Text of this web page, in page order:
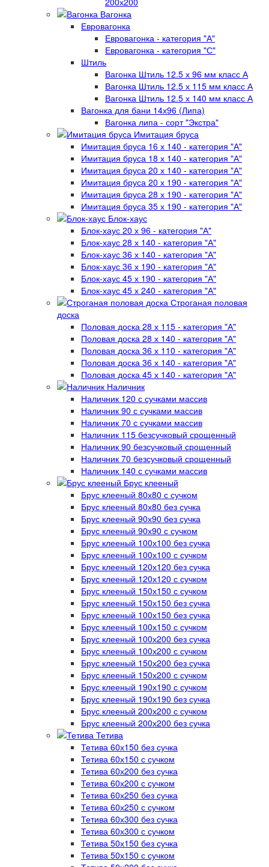
Вагонка
Евровагонка
Евровагонка - категория "А"
Евровагонка - категория "С"
Штиль
Вагонка Штиль 12.5 х 96 мм класс А
Вагонка Штиль 12.5 х 115 мм класс А
Вагонка Штиль 12.5 х 140 мм класс А
Вагонка для бани 14х96 (Липа)
Вагонка липа - сорт "Экстра"
Имитация бруса
Имитация бруса 16 х 140 - категория "А"
Имитация бруса 18 х 140 - категория "А"
Имитация бруса 20 х 140 - категория "А"
Имитация бруса 20 х 190 - категория "А"
Имитация бруса 28 х 190 - категория "А"
Имитация бруса 35 х 190 - категория "А"
Блок-хаус
Блок-хаус 20 х 96 - категория "А"
Блок-хаус 28 х 140 - категория "А"
Блок-хаус 36 х 140 - категория "А"
Блок-хаус 36 х 190 - категория "А"
Блок-хаус 45 х 190 - категория "А"
Блок-хаус 45 х 240 - категория "А"
Строганая половая
доска
Половая доска 28 х 115 - категория "А"
Половая доска 28 х 140 - категория "А"
Половая доска 36 х 110 - категория "А"
Половая доска 36 х 140 - категория "А"
Половая доска 45 х 140 - категория "А"
Наличник
Наличник 120 с сучками массив
Наличник 90 с сучками массив
Наличник 70 с сучками массив
Наличник 115 безсучковый срощенный
Наличник 90 безсучковый срощенный
Наличник 70 безсучковый срощенный
Наличник 140 с сучками массив
Брус клееный
Брус клееный 80х80 с сучком
Брус клееный 80х80 без сучка
Брус клееный 90х90 без сучка
Брус клееный 90х90 с сучком
Брус клееный 100х100 без сучка
Брус клееный 100х100 с сучком
Брус клееный 120х120 без сучка
Брус клееный 120х120 с сучком
Брус клееный 150х150 с сучком
Брус клееный 150х150 без сучка
Брус клееный 100х150 без сучка
Брус клееный 100х150 с сучком
Брус клееный 100х200 без сучка
Брус клееный 100х200 с сучком
Брус клееный 150х200 без сучка
Брус клееный 150х200 с сучком
Брус клееный 190х190 с сучком
Брус клееный 190х190 без сучка
Брус клееный 200х200 с сучком
Брус клееный 200х200 без сучка
Тетива
Тетива 60х150 без сучка
Тетива 60х150 с сучком
Тетива 60х200 без сучка
Тетива 60х200 с сучком
Тетива 60х250 без сучка
Тетива 60х250 с сучком
Тетива 60х300 без сучка
Тетива 60х300 с сучком
Тетива 50х150 без сучка
Тетива 50х150 с сучком